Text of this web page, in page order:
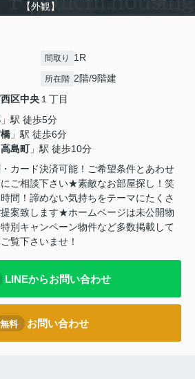
【外観】
間取り 1R
所在階 2階/9階建
区中央１丁目
」駅 徒歩5分
」駅 徒歩6分
高島町」駅 徒歩10分
カード決済可能！ご希望条件とあわせ
ご相談下さい★素敵なお部屋探し！笑
間！諦めない気持ちをテーマにたくさ
案致します★ホームページは未公開物
別キャンペーン物件など多数掲載して
覧下さいませ！
LINEからお問い合わせ
無料 お問い合わせ